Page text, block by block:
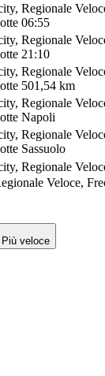
Regionale
06:55
Regionale
21:10
Regionale
501,54 km
Regionale
Napoli
Regionale
Sassuolo
Regionale
Veloce,
Più veloce